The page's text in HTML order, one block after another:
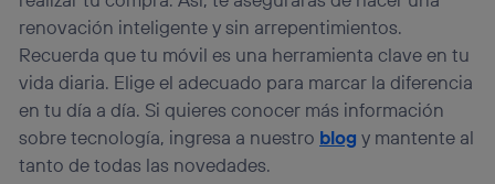
renovación inteligente y sin arrepentimientos.
Recuerda que tu móvil es una herramienta clave en tu
vida diaria. Elige el adecuado para marcar la diferencia
en tu día a día. Si quieres conocer más información
sobre tecnología, ingresa a nuestro blog y mantente al
tanto de todas las novedades.